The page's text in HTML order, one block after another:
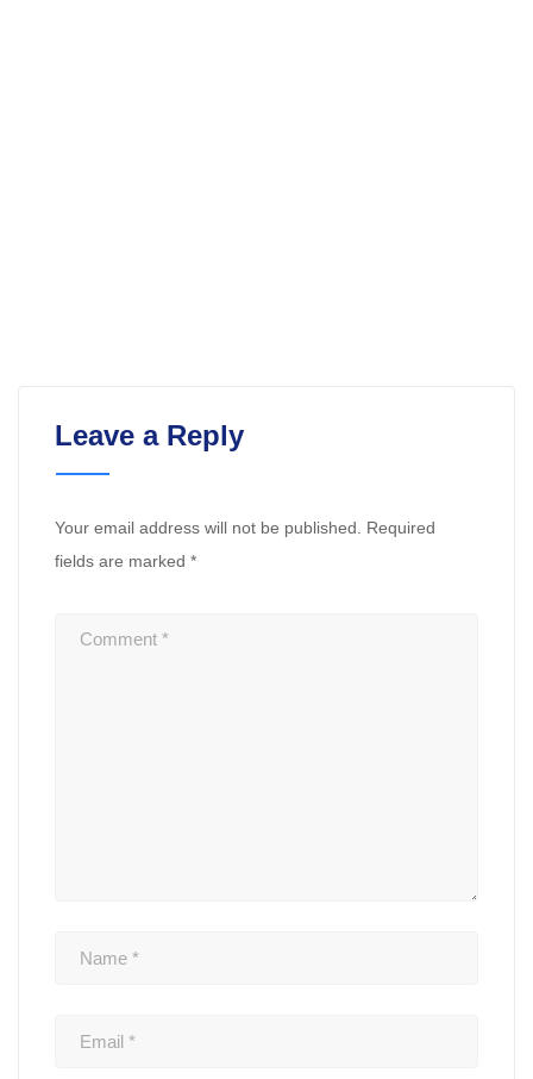
Leave a Reply
Your email address will not be published. Required
fields are marked *